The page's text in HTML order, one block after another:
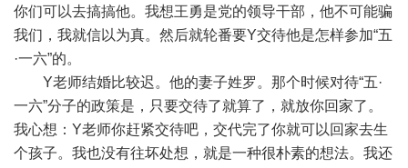
你们可以去搞搞他。我想王勇是党的领导干部，他不可能骗
我们，我就信以为真。然后就轮番要Y交待他是怎样参加“五
·一六”的。
Y老师结婚比较迟。他的妻子姓罗。那个时候对待“五·
一六”分子的政策是，只要交待了就算了，就放你回家了。
我心想：Y老师你赶紧交待吧，交代完了你就可以回家去生
个孩子。我也没有往坏处想，就是一种很朴素的想法。我还